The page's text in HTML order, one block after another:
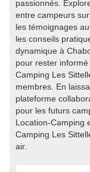
passionnés.
entre campeurs
les témoignages
les conseils
dynamique à
pour rester
Camping Les
membres. En
plateforme
pour les futurs
Location-Camping
Camping Les
air.